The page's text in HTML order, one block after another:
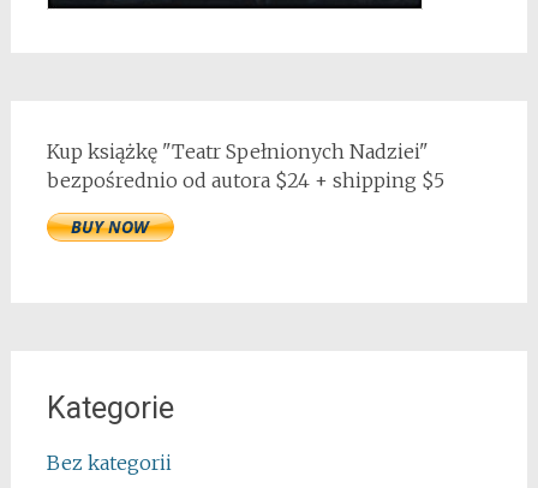
Kup książkę "Teatr Spełnionych Nadziei"
bezpośrednio od autora $24 + shipping $5
Kategorie
Bez kategorii